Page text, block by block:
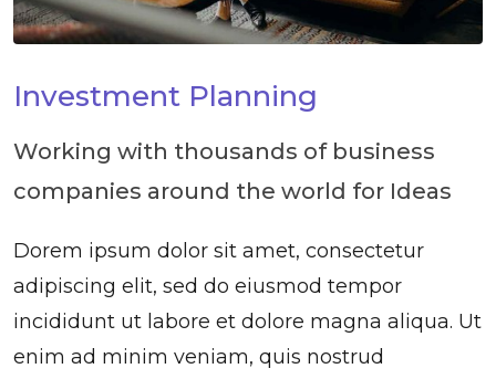
Investment Planning
Working with thousands of business
companies around the world for Ideas
Dorem ipsum dolor sit amet, consectetur
adipiscing elit, sed do eiusmod tempor
incididunt ut labore et dolore magna aliqua. Ut
enim ad minim veniam, quis nostrud